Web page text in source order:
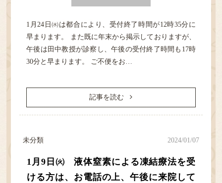
1月24日㈬は都合により、受付終了時間が12時35分に
早まります。 また既に年末から掲示しておりますが、
午後は田中教授が診察し、午後の受付終了時間も17時
30分と早まります。 ご不便をお…
記事を読む
1月9日㈫ 液体窒素による凍結療法を受
ける方は、お電話の上、午後に来院して
未分類 2024/01/07
医院紹介
性感染症
検査
アクセス・担当医表